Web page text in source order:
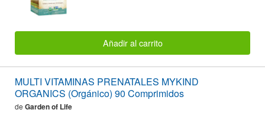
Añadir al carrito
MULTI VITAMINAS PRENATALES MYKIND
ORGANICS (Orgánico) 90 Comprimidos
de Garden of Life